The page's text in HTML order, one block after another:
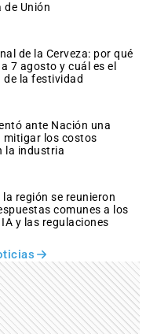
Unión
de la Cerveza: por qué
7 agosto y cuál es el
de la festividad
ante Nación una
mitigar los costos
la industria
región se reunieron
comunes a los
y las regulaciones